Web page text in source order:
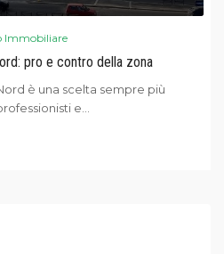
Immobiliare
pro e contro della zona
è una scelta sempre più
e...